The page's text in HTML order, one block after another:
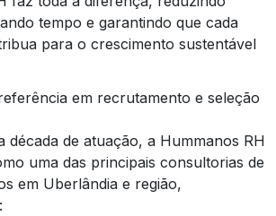
tempo e garantindo que cada
para o crescimento sustentável
em recrutamento e seleção
década de atuação, a Hummanos RH
uma das principais consultorias de
em Uberlândia e região,